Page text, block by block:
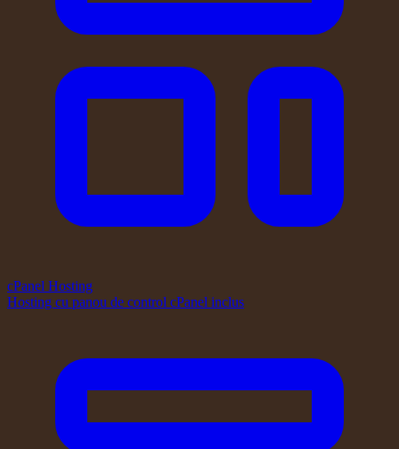
cPanel Hosting
Hosting cu panou de control cPanel inclus